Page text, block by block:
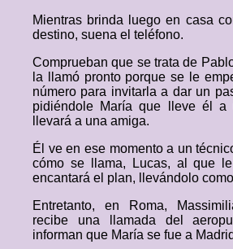
Mientras brinda luego en casa
destino, suena el teléfono.
Comprueban que se trata de
la llamó pronto porque se le
número para invitarla a dar un
pidiéndole María que lleve él
llevará a una amiga.
Él ve en ese momento a un
cómo se llama, Lucas, al que
encantará el plan, llevándolo
Entretanto, en Roma,
recibe una llamada del
informan que María se fue a